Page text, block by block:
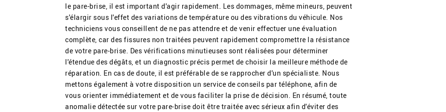
le pare-brise, il est important d'agir rapidement. Les dommages, même mineurs, peuvent
s'élargir sous l'effet des variations de température ou des vibrations du véhicule. Nos
techniciens vous conseillent de ne pas attendre et de venir effectuer une évaluation
complète, car des fissures non traitées peuvent rapidement compromettre la résistance
de votre pare-brise. Des vérifications minutieuses sont réalisées pour déterminer
l'étendue des dégâts, et un diagnostic précis permet de choisir la meilleure méthode de
réparation. En cas de doute, il est préférable de se rapprocher d'un spécialiste. Nous
mettons également à votre disposition un service de conseils par téléphone, afin de
vous orienter immédiatement et de vous faciliter la prise de décision. En résumé, toute
anomalie détectée sur votre pare-brise doit être traitée avec sérieux afin d'éviter des